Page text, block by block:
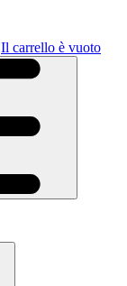
Il carrello è vuoto